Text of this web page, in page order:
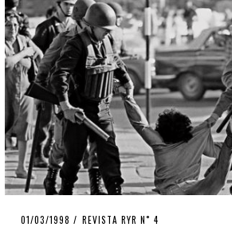
POSTED
01/03/1998 12/04/2020
REVISTA RYR N˚ 4